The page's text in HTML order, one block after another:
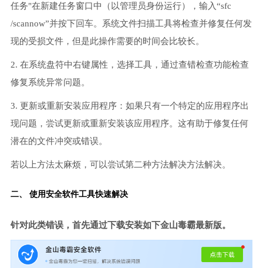
任务"在新建任务窗口中（以管理员身份运行），输入“sfc
/scannow”并按下回车。系统文件扫描工具将检查并修复任何发
现的受损文件，但是此操作需要的时间会比较长。
2. 在系统盘符中右键属性，选择工具，通过查错检查功能检查
修复系统异常问题。
3. 更新或重新安装应用程序：如果只有一个特定的应用程序出
现问题，尝试更新或重新安装该应用程序。这有助于修复任何
潜在的文件冲突或错误。
若以上方法太麻烦，可以尝试第二种方法解决方法解决。
二、 使用安全软件工具快速解决
针对此类错误，首先通过下载安装如下金山毒霸最新版。